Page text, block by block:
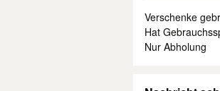
Verschenke
Hat
Nur Abholung